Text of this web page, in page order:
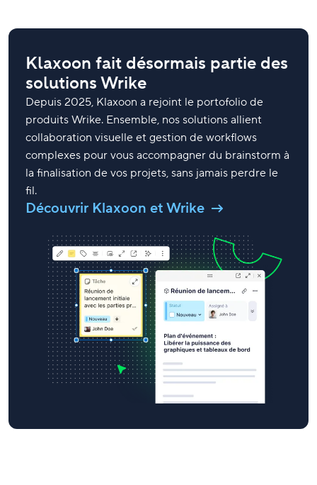
Klaxoon fait désormais partie des
solutions Wrike
Depuis 2025, Klaxoon a rejoint le portofolio de
produits Wrike. Ensemble, nos solutions allient
collaboration visuelle et gestion de workflows
complexes pour vous accompagner du brainstorm à
la finalisation de vos projets, sans jamais perdre le
fil.
Découvrir Klaxoon et Wrike